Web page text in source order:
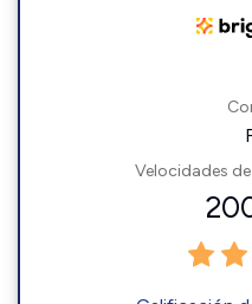
Velocidades